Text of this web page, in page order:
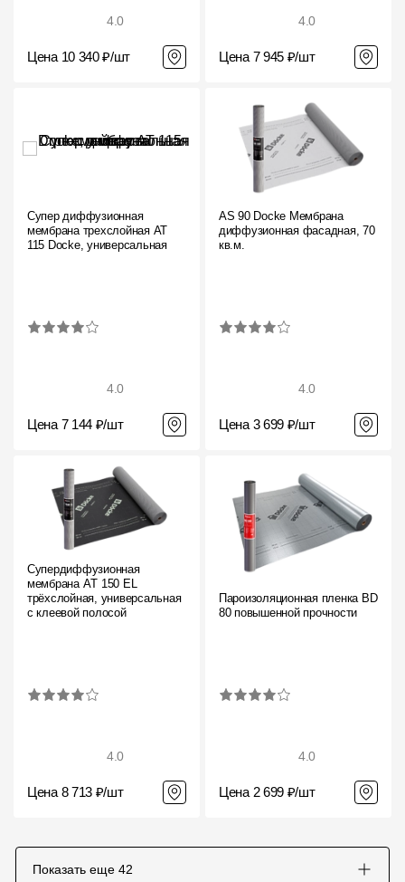
4.0
Цена 10 340 ₽/шт
4.0
Цена 7 945 ₽/шт
Супер диффузионная
мембрана трехслойная AT
115 Docke, универсальная
4.0
Цена 7 144 ₽/шт
AS 90 Docke Мембрана
диффузионная фасадная, 70
кв.м.
4.0
Цена 3 699 ₽/шт
Супердиффузионная
мембрана АT 150 EL
трёхслойная, универсальная
с клеевой полосой
4.0
Цена 8 713 ₽/шт
Пароизоляционная пленка BD
80 повышенной прочности
4.0
Цена 2 699 ₽/шт
Показать еще 42